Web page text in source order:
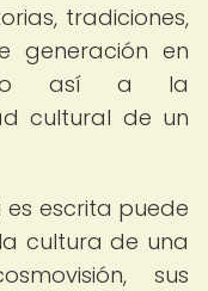
tradiciones,
generación en
así a la
cultural de un
escrita puede
cultura de una
sus